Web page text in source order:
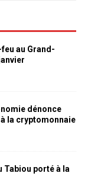
au Grand-
dénonce
la cryptomonnaie
Tabiou porté à la